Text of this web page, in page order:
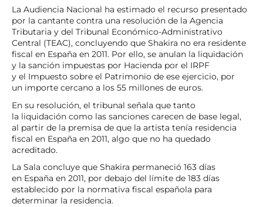
La Audiencia Nacional ha estimado el recurso presentado
por la cantante contra una resolución de la Agencia
Tributaria y del Tribunal Económico-Administrativo
Central (TEAC), concluyendo que Shakira no era residente
fiscal en España en 2011. Por ello, se anulan la liquidación
y la sanción impuestas por Hacienda por el IRPF
y el Impuesto sobre el Patrimonio de ese ejercicio, por
un importe cercano a los 55 millones de euros.
En su resolución, el tribunal señala que tanto
la liquidación como las sanciones carecen de base legal,
al partir de la premisa de que la artista tenía residencia
fiscal en España en 2011, algo que no ha quedado
acreditado.
La Sala concluye que Shakira permaneció 163 días
en España en 2011, por debajo del límite de 183 días
establecido por la normativa fiscal española para
determinar la residencia.